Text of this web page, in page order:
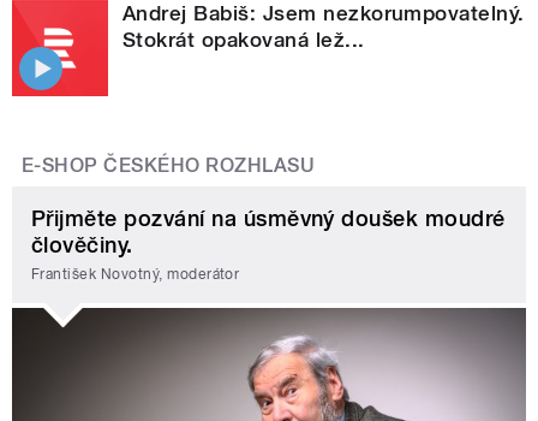
Andrej Babiš: Jsem nezkorumpovatelný.
Stokrát opakovaná lež...
E-SHOP ČESKÉHO ROZHLASU
Přijměte pozvání na úsměvný doušek moudré
člověčiny.
František Novotný, moderátor